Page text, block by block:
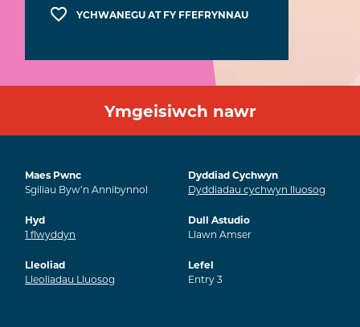
YCHWANEGU AT FY FFEFRYNNAU
Ymgeisiwch nawr
Maes Pwnc
Sgiliau Byw’n Annibynnol
Dyddiad Cychwyn
Dyddiadau cychwyn lluosog
Hyd
1flwyddyn
Dull Astudio
Llawn Amser
Lleoliad
Lleoliadau Lluosog
Lefel
Entry 3